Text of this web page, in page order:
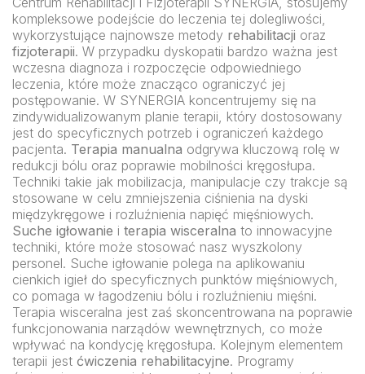
kompleksowe podejście do leczenia tej dolegliwości,
wykorzystujące najnowsze metody rehabilitacji oraz
fizjoterapii. W przypadku dyskopatii bardzo ważna jest
wczesna diagnoza i rozpoczęcie odpowiedniego
leczenia, które może znacząco ograniczyć jej
postępowanie. W SYNERGIA koncentrujemy się na
zindywidualizowanym planie terapii, który dostosowany
jest do specyficznych potrzeb i ograniczeń każdego
pacjenta. Terapia manualna odgrywa kluczową rolę w
redukcji bólu oraz poprawie mobilności kręgosłupa.
Techniki takie jak mobilizacja, manipulacje czy trakcje są
stosowane w celu zmniejszenia ciśnienia na dyski
międzykręgowe i rozluźnienia napięć mięśniowych.
Suche igłowanie i terapia wisceralna to innowacyjne
techniki, które może stosować nasz wyszkolony
personel. Suche igłowanie polega na aplikowaniu
cienkich igieł do specyficznych punktów mięśniowych,
co pomaga w łagodzeniu bólu i rozluźnieniu mięśni.
Terapia wisceralna jest zaś skoncentrowana na poprawie
funkcjonowania narządów wewnętrznych, co może
wpływać na kondycję kręgosłupa. Kolejnym elementem
terapii jest ćwiczenia rehabilitacyjne. Programy